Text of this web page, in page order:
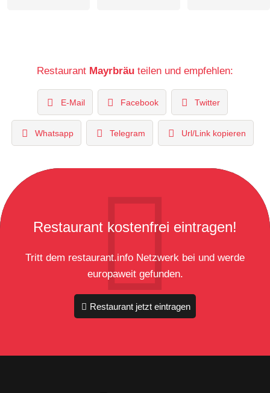
Restaurant Mayrbräu teilen und empfehlen:
E-Mail Facebook Twitter
Whatsapp Telegram Url/Link kopieren
Restaurant kostenfrei eintragen!
Tritt dem restaurant.info Netzwerk bei und werde
europaweit gefunden.
Restaurant jetzt eintragen